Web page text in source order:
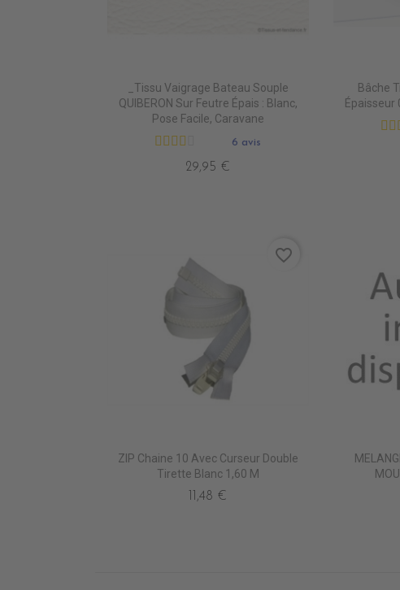
_Tissu Vaigrage Bateau Souple
QUIBERON Sur Feutre Épais : Blanc,
Pose Facile, Caravane
6 avis
29,95 €
Bâche
Épaisseur
ZIP Chaine 10 Avec Curseur Double
Tirette Blanc 1,60 M
11,48 €
favorite_border